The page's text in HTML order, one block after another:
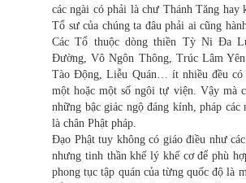
các ngài có phải là chư Thánh Tăng hay
Tổ sư của chúng ta đâu phải ai cũng
Các Tổ thuộc dòng thiền Tỳ Ni Đa
Đường, Vô Ngôn Thông, Trúc Lâm
Tào Động, Liễu Quán… ít nhiều đều
một hoặc một số ngôi tự viện. Vậy mà
những bậc giác ngộ đáng kính, pháp các
là chân Phật pháp.
Đạo Phật tuy không có giáo điều như
nhưng tinh thần khế lý khế cơ để phù
phong tục tập quán của từng quốc độ là